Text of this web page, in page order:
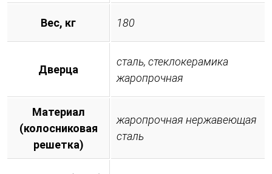
Вес, кг 180
Дверца
сталь, стеклокерамика
жаропрочная
Материал
(колосниковая
решетка)
жаропрочная нержавеющая
сталь